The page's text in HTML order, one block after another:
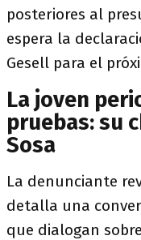
posteriores al
espera la
Gesell para el
La joven
pruebas: su
Sosa
La denunciante
detalla una
que dialogan